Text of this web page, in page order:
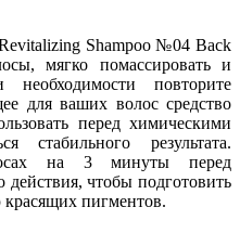
Shampoo №04 Back
мягко помассировать и
повторите
для ваших волос средство
перед химическими
стабильного результата.
на 3 минуты перед
действия, чтобы подготовить
пигментов.